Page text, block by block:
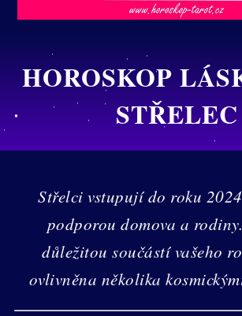
HOROSKOP
STŘELEC
Střelci vstupují do roku
podporou domova a
důležitou součástí vašeho
ovlivněna několika